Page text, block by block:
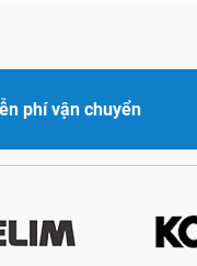
phí vận chuyển